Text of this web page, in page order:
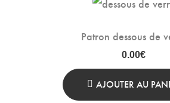
Patron dessous de
0.00€
AJOUTER AU